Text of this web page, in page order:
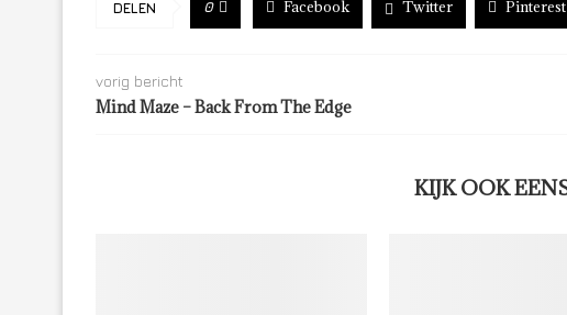
DELEN 0 Facebook Twitter Pinterest
vorig bericht
Mind Maze – Back From The Edge
KIJK OOK